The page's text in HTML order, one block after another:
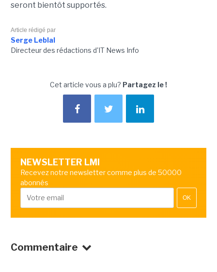
seront bientôt supportés.
Article rédigé par
Serge Leblal
Directeur des rédactions d'IT News Info
Cet article vous a plu? Partagez le !
NEWSLETTER LMI
Recevez notre newsletter comme plus de 50000
abonnés
OK
Commentaire